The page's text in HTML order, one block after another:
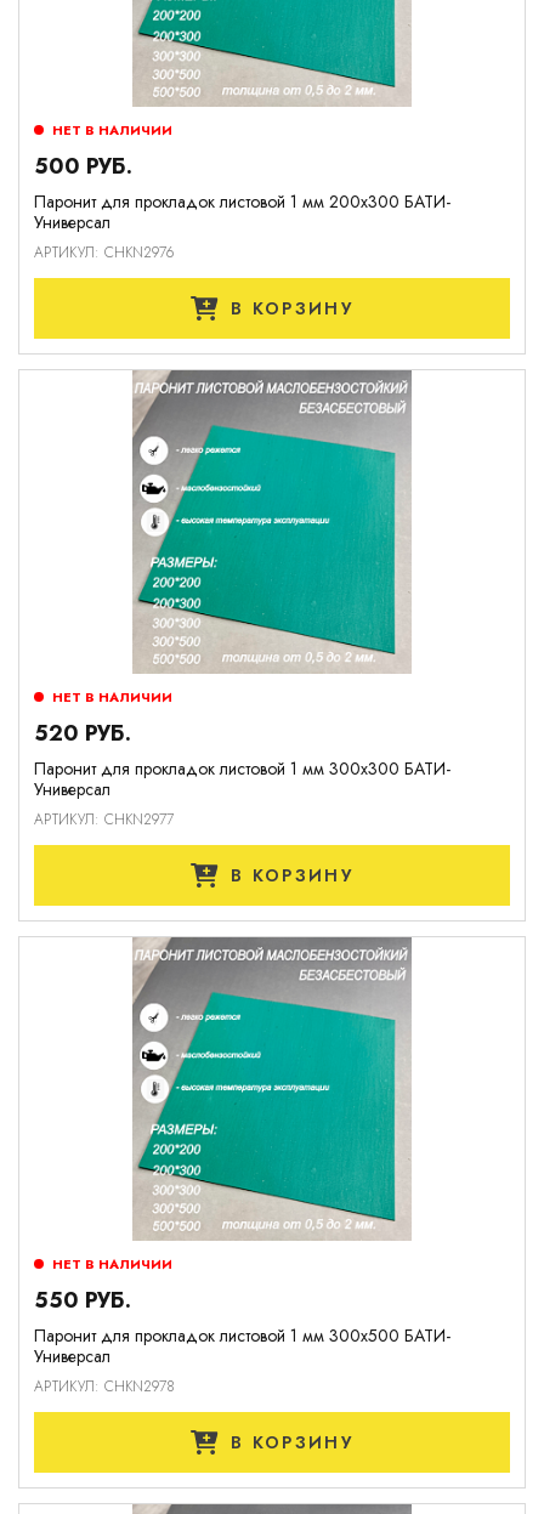
Паронит для прокладок листовой 1 мм 200х300 БАТИ-
Универсал
АРТИКУЛ: CHKN2976
НЕТ В НАЛИЧИИ
500 РУБ.
В КОРЗИНУ
Паронит для прокладок листовой 1 мм 300х300 БАТИ-
Универсал
АРТИКУЛ: CHKN2977
НЕТ В НАЛИЧИИ
520 РУБ.
В КОРЗИНУ
Паронит для прокладок листовой 1 мм 300х500 БАТИ-
Универсал
АРТИКУЛ: CHKN2978
НЕТ В НАЛИЧИИ
550 РУБ.
В КОРЗИНУ